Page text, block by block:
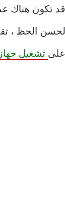
على تشغيل جهاز Mac الخاص بك في وضع الاسترداد